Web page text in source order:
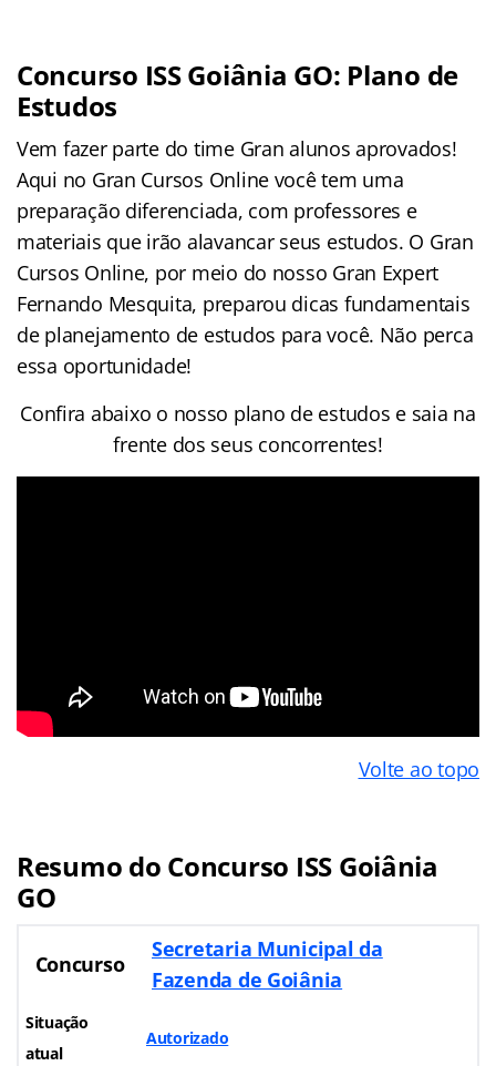
Concurso ISS Goiânia GO: Plano de
Estudos
Vem fazer parte do time Gran alunos aprovados!
Aqui no Gran Cursos Online você tem uma
preparação diferenciada, com professores e
materiais que irão alavancar seus estudos. O Gran
Cursos Online, por meio do nosso Gran Expert
Fernando Mesquita, preparou dicas fundamentais
de planejamento de estudos para você. Não perca
essa oportunidade!
Confira abaixo o nosso plano de estudos e saia na
frente dos seus concorrentes!
Volte ao topo
Resumo do Concurso ISS Goiânia
GO
Concurso
Secretaria Municipal da
Fazenda de Goiânia
Situação
atual
Autorizado